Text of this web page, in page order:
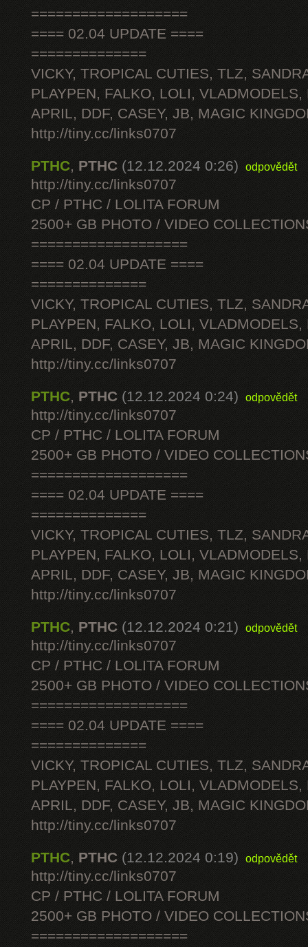
===================
==== 02.04 UPDATE ====
==============
VICKY, TROPICAL CUTIES, TLZ,
PLAYPEN, FALKO, LOLI, VLADMODELS,
APRIL, DDF, CASEY, JB, MAGIC
http://tiny.cc/links0707
PTHC, PTHC (12.12.2024 0:26) odpovědět
http://tiny.cc/links0707
CP / PTHC / LOLITA FORUM
2500+ GB PHOTO / VIDEO
===================
==== 02.04 UPDATE ====
==============
VICKY, TROPICAL CUTIES, TLZ,
PLAYPEN, FALKO, LOLI, VLADMODELS,
APRIL, DDF, CASEY, JB, MAGIC
http://tiny.cc/links0707
PTHC, PTHC (12.12.2024 0:24) odpovědět
http://tiny.cc/links0707
CP / PTHC / LOLITA FORUM
2500+ GB PHOTO / VIDEO
===================
==== 02.04 UPDATE ====
==============
VICKY, TROPICAL CUTIES, TLZ,
PLAYPEN, FALKO, LOLI, VLADMODELS,
APRIL, DDF, CASEY, JB, MAGIC
http://tiny.cc/links0707
PTHC, PTHC (12.12.2024 0:21) odpovědět
http://tiny.cc/links0707
CP / PTHC / LOLITA FORUM
2500+ GB PHOTO / VIDEO
===================
==== 02.04 UPDATE ====
==============
VICKY, TROPICAL CUTIES, TLZ,
PLAYPEN, FALKO, LOLI, VLADMODELS,
APRIL, DDF, CASEY, JB, MAGIC
http://tiny.cc/links0707
PTHC, PTHC (12.12.2024 0:19) odpovědět
http://tiny.cc/links0707
CP / PTHC / LOLITA FORUM
2500+ GB PHOTO / VIDEO
===================